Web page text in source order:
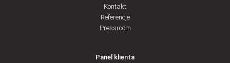
Kontakt
Referencje
Pressroom
Panel klienta